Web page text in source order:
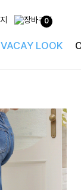
0
VACAY LOOK